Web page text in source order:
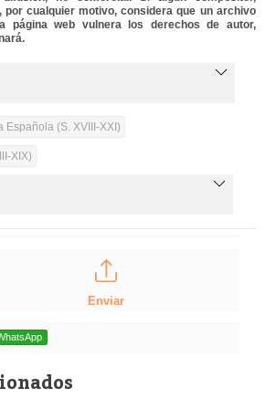
por cualquier motivo, considera que un archivo
página web vulnera los derechos de autor,
Española (S. XVIII-XXI)
XIX)
Enviar